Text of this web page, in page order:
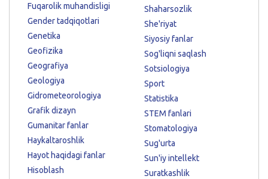
Fuqarolik muhandisligi
Gender tadqiqotlari
Genetika
Geofizika
Geografiya
Geologiya
Gidrometeorologiya
Grafik dizayn
Gumanitar fanlar
Haykaltaroshlik
Hayot haqidagi fanlar
Hisoblash
Shaharsozlik
She'riyat
Siyosiy fanlar
Sog'liqni saqlash
Sotsiologiya
Sport
Statistika
STEM fanlari
Stomatologiya
Sug'urta
Sun'iy intellekt
Suratkashlik